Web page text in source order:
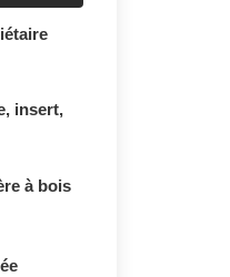
insert,
à bois